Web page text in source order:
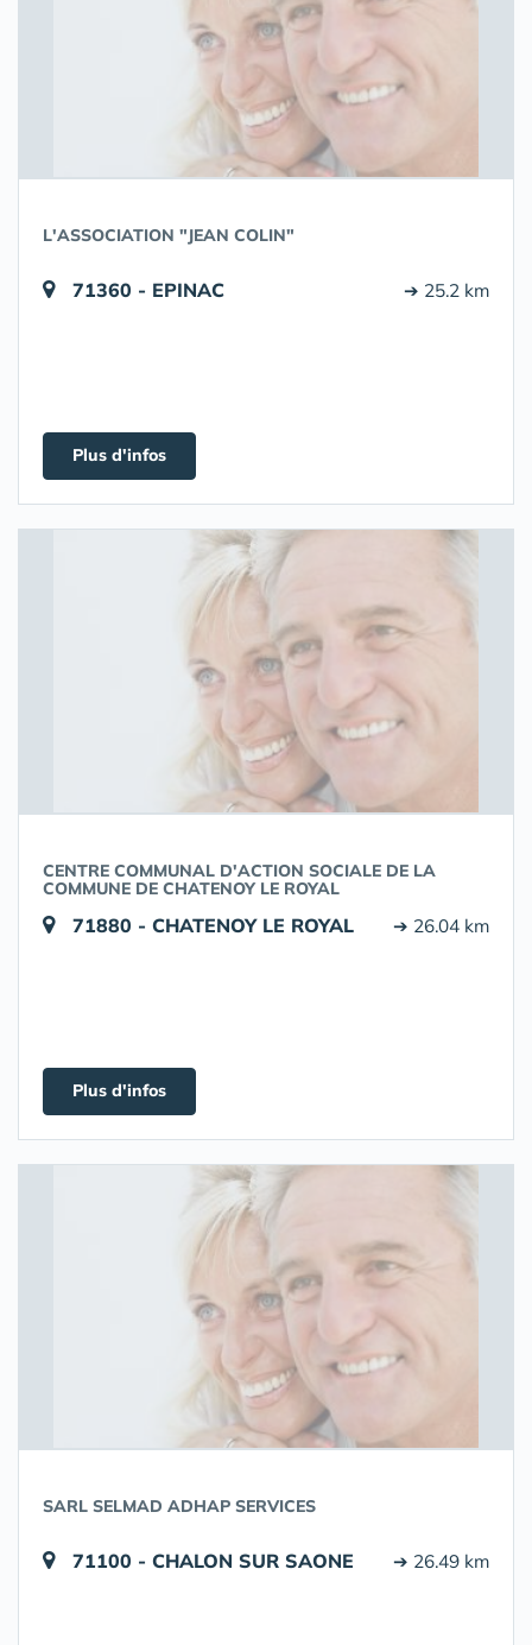
L'ASSOCIATION "JEAN COLIN"
71360 - EPINAC ➔ 25.2 km
Plus d'infos
CENTRE COMMUNAL D'ACTION SOCIALE DE LA
COMMUNE DE CHATENOY LE ROYAL
71880 - CHATENOY LE ROYAL ➔ 26.04 km
Plus d'infos
SARL SELMAD ADHAP SERVICES
71100 - CHALON SUR SAONE ➔ 26.49 km